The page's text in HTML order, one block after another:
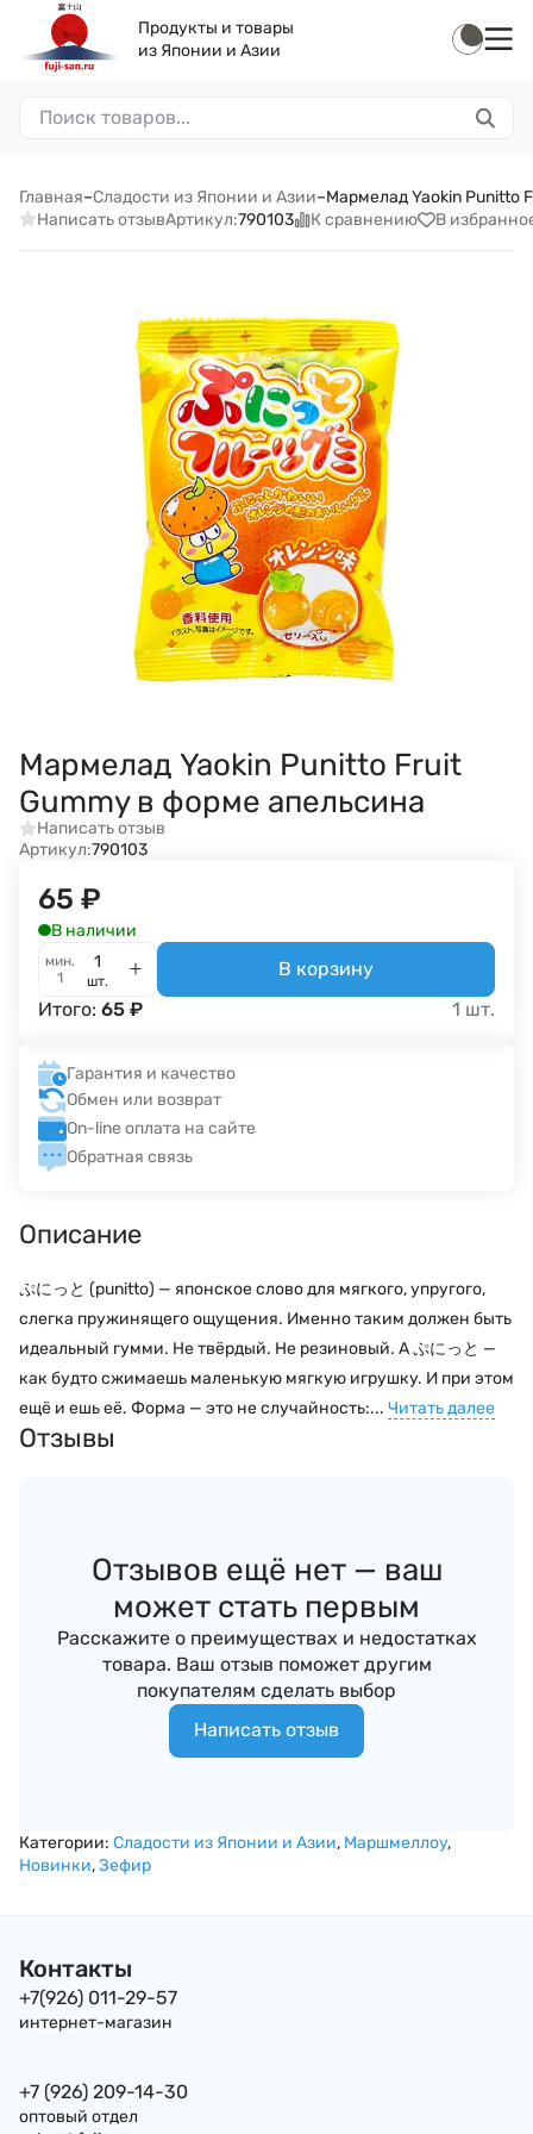
Продукты и товары
из Японии и Азии
Главная–Сладости из Японии и Азии–Мармелад Yaokin Punitto
Написать отзывАртикул:790103 К сравнению В
Мармелад Yaokin Punitto Fruit
Gummy в форме апельсина
Написать отзыв
Артикул:790103
65 ₽
В наличии
мин.
1
шт.
В корзину
Итого: 65 ₽ 1 шт.
Гарантия и качество
Обмен или возврат
On-line оплата на сайте
Обратная связь
Описание
ぷにっと (punitto) — японское слово для мягкого, упругого,
слегка пружинящего ощущения. Именно таким должен быть
идеальный гумми. Не твёрдый. Не резиновый. А ぷにっと —
как будто сжимаешь маленькую мягкую игрушку. И при этом
ещё и ешь её. Форма — это не случайность:... Читать далее
Отзывы
Отзывов ещё нет — ваш
может стать первым
Расскажите о преимуществах и недостатках
товара. Ваш отзыв поможет другим
покупателям сделать выбор
Написать отзыв
Категории: Сладости из Японии и Азии, Маршмеллоу,
Новинки,Зефир
Контакты
+7(926) 011-29-57
интернет-магазин
+7 (926) 209-14-30
оптовый отдел